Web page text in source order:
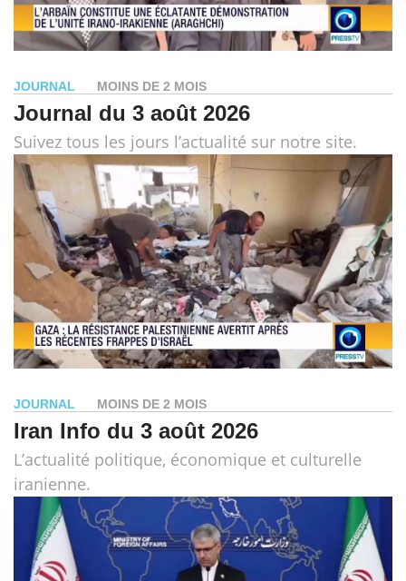
JOURNAL MOINS DE 2 MOIS
Journal du 3 août 2026
Suivez tous les jours l’actualité sur notre site.
JOURNAL MOINS DE 2 MOIS
Iran Info du 3 août 2026
L’actualité politique, économique et culturelle
iranienne.